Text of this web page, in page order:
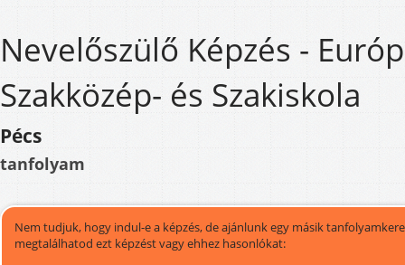
Nevelőszülő Képzés -
Szakközép- és Szakiskola
Pécs
tanfolyam
Nem tudjuk, hogy indul-e a képzés, de ajánlunk egy másik
megtalálhatod ezt képzést vagy ehhez hasonlókat: